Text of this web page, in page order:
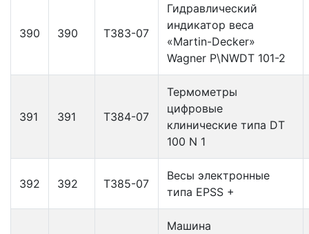
390 390 Т383-07
Гидравлический
индикатор веса
«Martin-Decker»
Wagner P\NWDT 101-2
391 391 Т384-07
Термометры
цифровые
клинические типа DT
100 N 1
392 392 Т385-07
Весы электронные
типа EPSS +
Машина